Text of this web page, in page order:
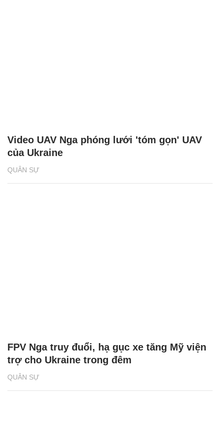
QUÂN SỰ
Video UAV Nga phóng lưới 'tóm gọn' UAV
của Ukraine
QUÂN SỰ
FPV Nga truy đuổi, hạ gục xe tăng Mỹ viện
trợ cho Ukraine trong đêm